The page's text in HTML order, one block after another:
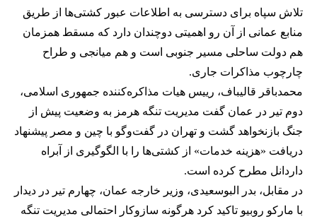
تلاش سپاه برای دسترسی به اطلاعات عبور کشتی‌ها از طریق
منابع عمانی از آن رو اهمیتی دوچندان دارد که مسقط همزمان
هم دولت ساحلی مسیر جنوبی است و هم میانجی و طراح
چارچوب مذاکرات جاری.
محمدباقر قالیباف، رییس هیات مذاکره‌کننده جمهوری اسلامی،
دوم تیر در عمان گفت مدیریت تنگه هرمز به وضعیت پیش از
جنگ بازنخواهد گشت و تهران در گفت‌وگو با چین و مصر پیشنهاد
دریافت «هزینه خدمات» از کشتی‌ها را با الگوگیری از آبراه
داردانل مطرح کرده است.
در مقابل، بدر البوسعیدی، وزیر خارجه عمان، چهارم تیر در دیدار
با مارکو روبیو تاکید کرد هرگونه سازوکار احتمالی مدیریت تنگه